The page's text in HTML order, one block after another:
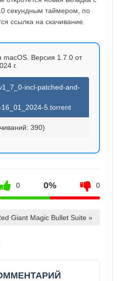
секундным таймером, по
ссылка на скачивание.
macOS. Версия 1.7.0 от
г.
incl-patched-and-
5.torrent
390)
0 0% 0
Giant Magic Bullet Suite »